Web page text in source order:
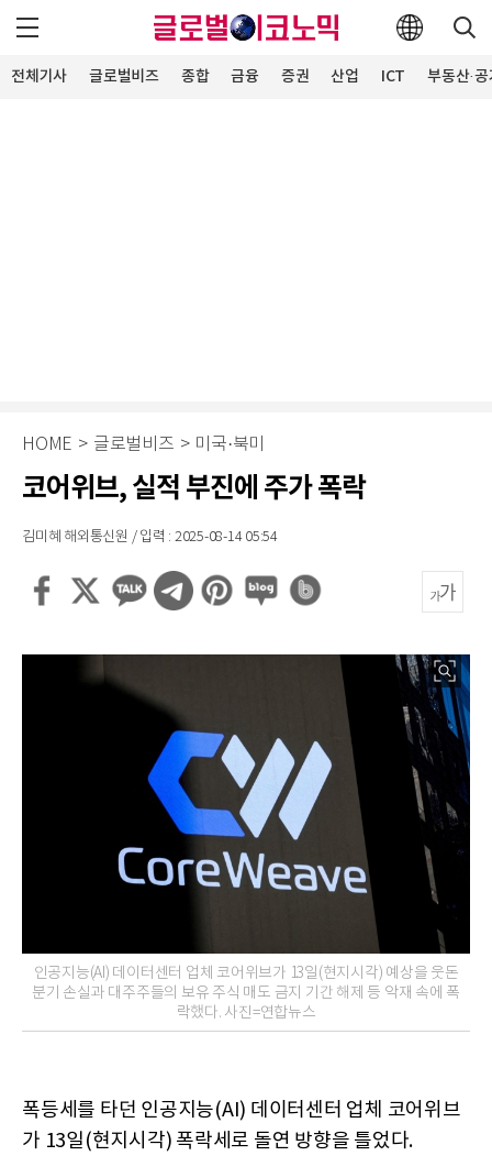
전체기사 글로벌비즈 종합 금융 증권 산업 ICT 부동산·
HOME > 글로벌비즈 > 미국·북미
코어위브, 실적 부진에 주가 폭락
김미혜 해외통신원 / 입력 : 2025-08-14 05:54
인공지능(AI) 데이터센터 업체 코어위브가 13일(현지시각) 예상을 웃돈
분기 손실과 대주주들의 보유 주식 매도 금지 기간 해제 등 악재 속에 폭
락했다. 사진=연합뉴스
폭등세를 타던 인공지능(AI) 데이터센터 업체 코어위브
가 13일(현지시각) 폭락세로 돌연 방향을 틀었다.